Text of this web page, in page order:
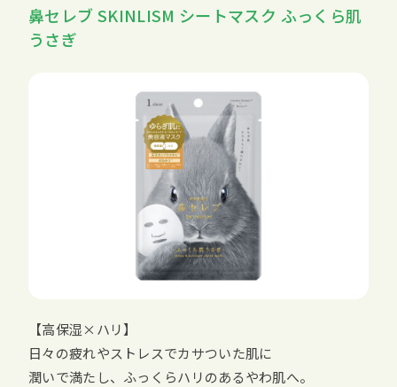
鼻セレブ SKINLISM シートマスク ふっくら肌
うさぎ
【高保湿×ハリ】
日々の疲れやストレスでカサついた肌に
潤いで満たし、ふっくらハリのあるやわ肌へ。